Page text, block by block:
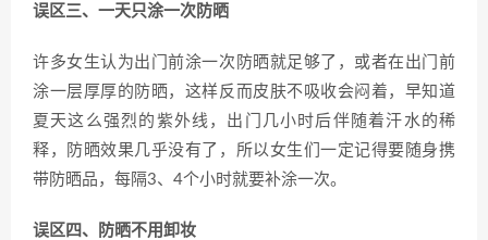
误区三、一天只涂一次防晒
许多女生认为出门前涂一次防晒就足够了，或者在出门前
涂一层厚厚的防晒，这样反而皮肤不吸收会闷着，早知道
夏天这么强烈的紫外线，出门几小时后伴随着汗水的稀
释，防晒效果几乎没有了，所以女生们一定记得要随身携
带防晒品，每隔3、4个小时就要补涂一次。
误区四、防晒不用卸妆